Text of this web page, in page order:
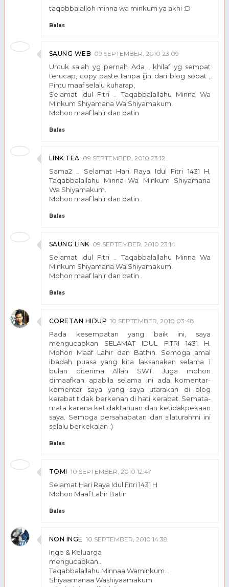
taqobbalalloh minna wa minkum ya akhi :D
Balas
SAUNG WEB 09 SEPTEMBER, 2010 23:09
Untuk salah yg pernah Ada , khilaf yg sempat
terucap, copy paste tanpa ijin dari blog sobat ,
Pintu maaf selalu kuharap,
Selamat Idul Fitri .. Taqabbalallahu Minna Wa
Minkum Shiyamana Wa Shiyamakum.
Mohon maaf lahir dan batin
Balas
LINK TEA 09 SEPTEMBER, 2010 23:12
Sama2 .. Selamat Hari Raya Idul Fitri 1431 H,
Taqabbalallahu Minna Wa Minkum Shiyamana
Wa Shiyamakum.
Mohon maaf lahir dan batin .
Balas
SAUNG LINK 09 SEPTEMBER, 2010 23:14
Selamat Idul Fitri .. Taqabbalallahu Minna Wa
Minkum Shiyamana Wa Shiyamakum.
Mohon maaf lahir dan batin .
Balas
CORETAN HIDUP 10 SEPTEMBER, 2010 03:48
Pada kesempatan yang baik ini, saya
mengucapkan SELAMAT IDUL FITRI 1431 H.
Mohon Maaf Lahir dan Bathin. Semoga amal
ibadah puasa yang kita laksanakan selama 1
bulan diterima Allah SWT. Juga mohon
dimaafkan apabila selama ini ada komentar-
komentar saya yang saya utarakan di blog
kerabat tidak berkenan di hati kerabat. Semata-
mata karena ketidaktahuan dan ketidakpekaan
saya. Semoga persahabatan dan silaturahmi ini
selalu berkekalan :)
Balas
TOMI 10 SEPTEMBER, 2010 12:47
Selamat Hari Raya Idul Fitri 1431 H
Mohon Maaf Lahir Batin
Balas
NON INGE 10 SEPTEMBER, 2010 14:38
Inge & Keluarga
mengucapkan...
Taqabbalallahu Minnaa Waminkum...
Shiyaamanaa Washiyaamakum